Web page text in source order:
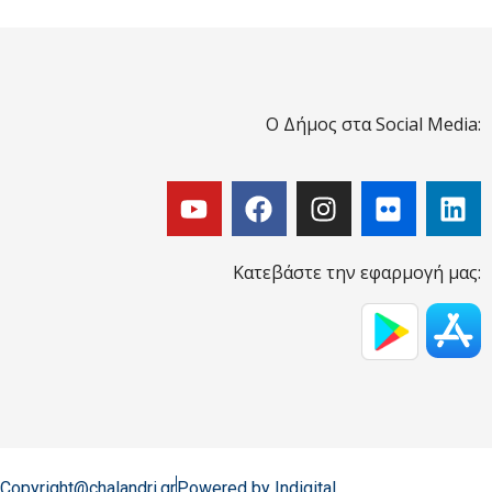
Ο Δήμος στα Social Media:
Κατεβάστε την εφαρμογή μας: